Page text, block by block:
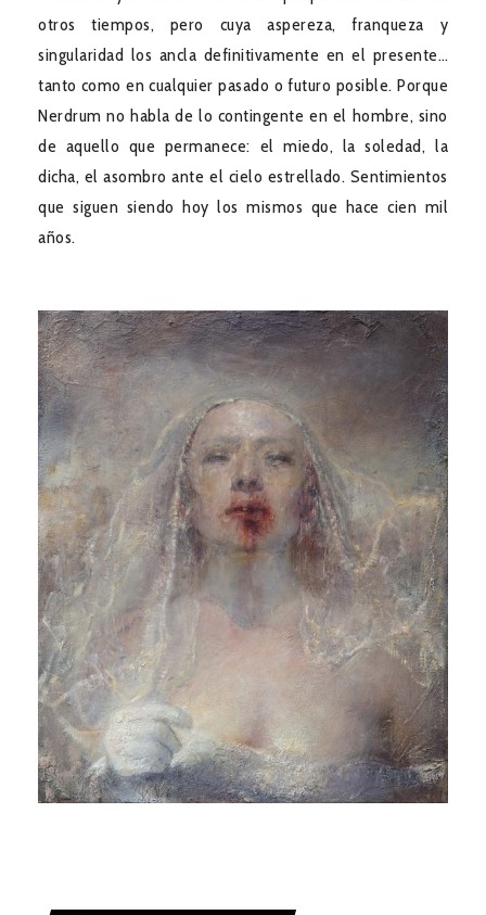
otros tiempos, pero cuya aspereza, franqueza y
singularidad los ancla definitivamente en el presente…
tanto como en cualquier pasado o futuro posible. Porque
Nerdrum no habla de lo contingente en el hombre, sino
de aquello que permanece: el miedo, la soledad, la
dicha, el asombro ante el cielo estrellado. Sentimientos
que siguen siendo hoy los mismos que hace cien mil
años.